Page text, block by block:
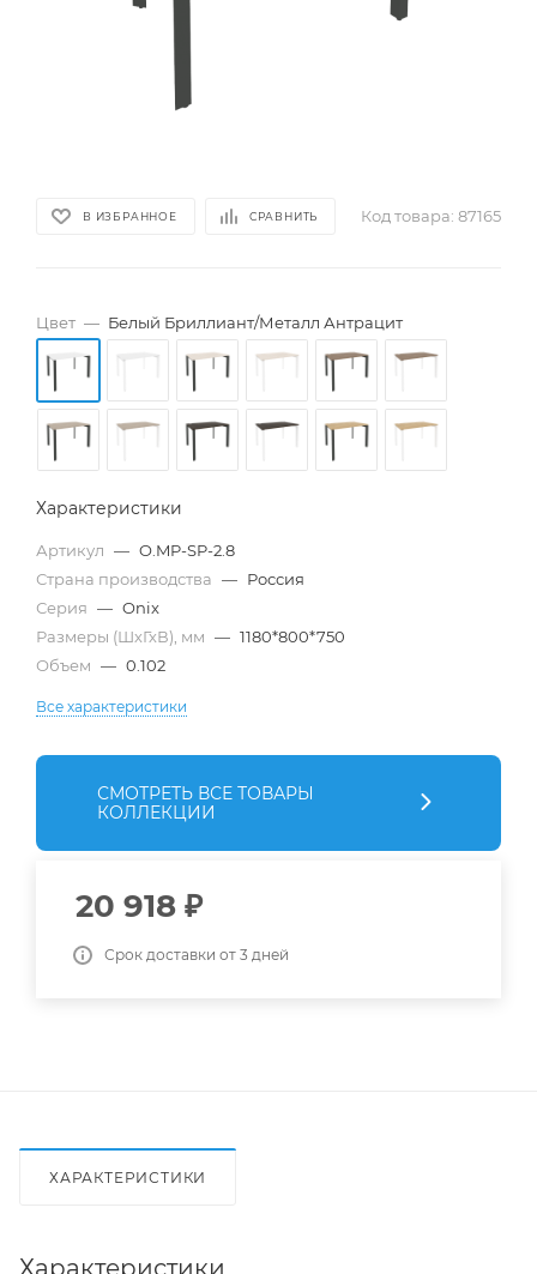
В ИЗБРАННОЕ СРАВНИТЬ Код товара: 87165
Цвет — Белый Бриллиант/Металл Антрацит
Характеристики
Артикул — O.MP-SP-2.8
Страна производства — Россия
Серия — Onix
Размеры (ШхГхВ), мм — 1180*800*750
Объем — 0.102
Все характеристики
СМОТРЕТЬ ВСЕ ТОВАРЫ
КОЛЛЕКЦИИ
20 918 ₽
Срок доставки от 3 дней
ХАРАКТЕРИСТИКИ
Характеристики